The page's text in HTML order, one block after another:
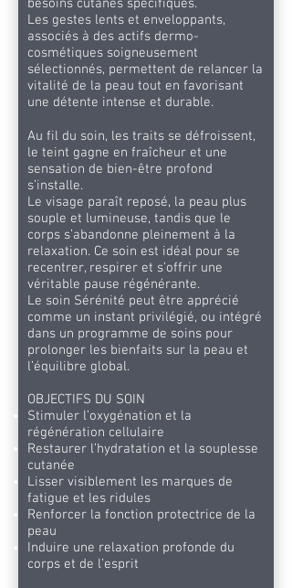
besoins cutanés spécifiques.
Les gestes lents et enveloppants,
associés à des actifs dermo-
cosmétiques soigneusement
sélectionnés, permettent de relancer la
vitalité de la peau tout en favorisant
une détente intense et durable.
Au fil du soin, les traits se défroissent,
le teint gagne en fraîcheur et une
sensation de bien-être profond
s’installe.
Le visage paraît reposé, la peau plus
souple et lumineuse, tandis que le
corps s’abandonne pleinement à la
relaxation. Ce soin est idéal pour se
recentrer, respirer et s’offrir une
véritable pause régénérante.
Le soin Sérénité peut être apprécié
comme un instant privilégié, ou intégré
dans un programme de soins pour
prolonger les bienfaits sur la peau et
l’équilibre global.
OBJECTIFS DU SOIN
Stimuler l’oxygénation et la
régénération cellulaire
Restaurer l’hydratation et la souplesse
cutanée
Lisser visiblement les marques de
fatigue et les ridules
Renforcer la fonction protectrice de la
peau
Induire une relaxation profonde du
corps et de l’esprit